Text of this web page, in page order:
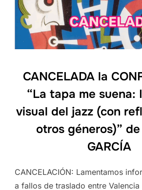
CANCELADA la
“La tapa me suena:
visual del jazz (con
otros géneros)” de
GARCÍA
CANCELACIÓN: Lamentamos
a fallos de traslado entre Valencia